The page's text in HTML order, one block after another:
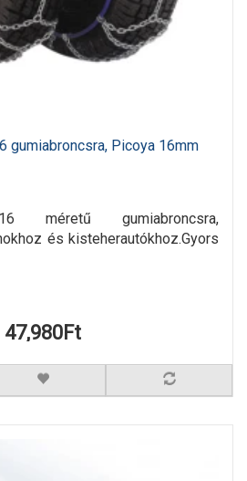
gumiabroncsra, Picoya 16mm
méretű gumiabroncsra,
és kisteherautókhoz.Gyors
47,980Ft